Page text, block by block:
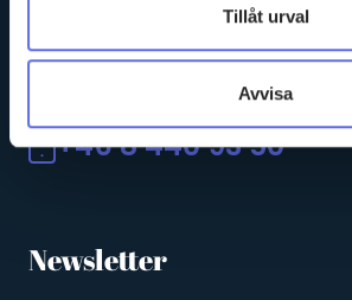
Tillåt urval
Avvisa
+46 8 23 08 30
Contact support
+46 8 440 93 50
Newsletter